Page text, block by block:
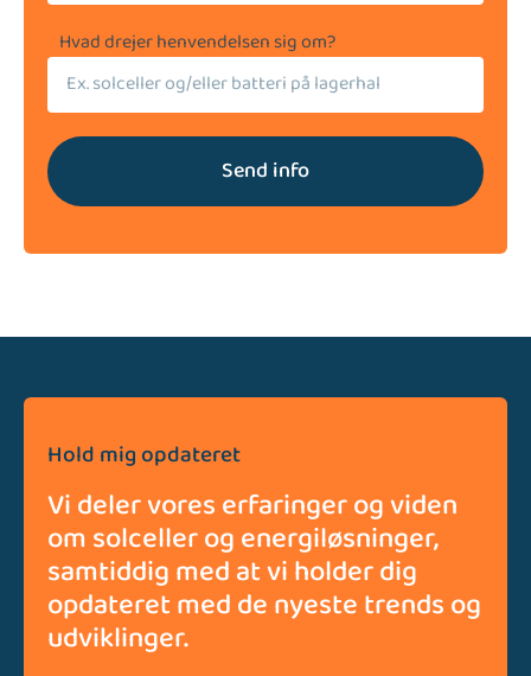
Hvad drejer henvendelsen sig om?
Send info
Hold mig opdateret
Vi deler vores erfaringer og viden
om solceller og energiløsninger,
samtiddig med at vi holder dig
opdateret med de nyeste trends og
udviklinger.